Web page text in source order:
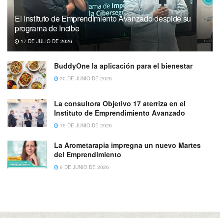
El Instituto de Emprendimiento Avanzado despide su
programa de Incibe
17 DE JULIO DE 2026
BuddyOne la aplicación para el bienestar
30 DE JUNIO DE 2026
La consultora Objetivo 17 aterriza en el
Instituto de Emprendimiento Avanzado
15 DE JUNIO DE 2026
La Arometarapia impregna un nuevo Martes
del Emprendimiento
9 DE JUNIO DE 2026